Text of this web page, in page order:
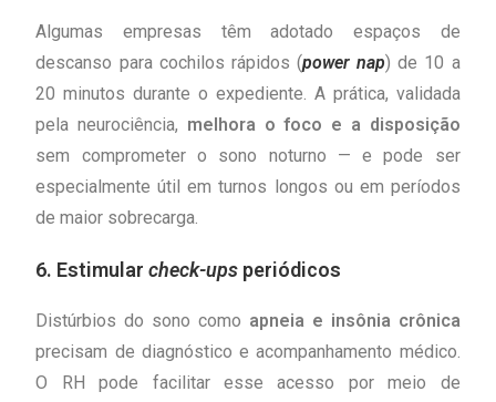
Algumas empresas têm adotado espaços de
descanso para cochilos rápidos (power nap) de 10 a
20 minutos durante o expediente. A prática, validada
pela neurociência, melhora o foco e a disposição
sem comprometer o sono noturno — e pode ser
especialmente útil em turnos longos ou em períodos
de maior sobrecarga.
6. Estimularcheck-ups periódicos
Distúrbios do sono como apneia e insônia crônica
precisam de diagnóstico e acompanhamento médico.
O RH pode facilitar esse acesso por meio de